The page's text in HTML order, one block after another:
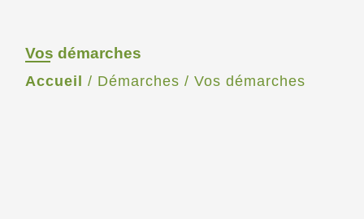
Vos démarches
Accueil / Démarches / Vos démarches